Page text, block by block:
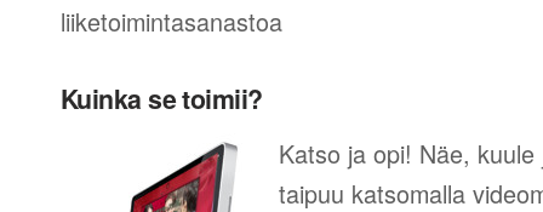
liiketoimintasanastoa
Kuinka se toimii?
Katso ja opi! Näe,
taipuu katsomalla